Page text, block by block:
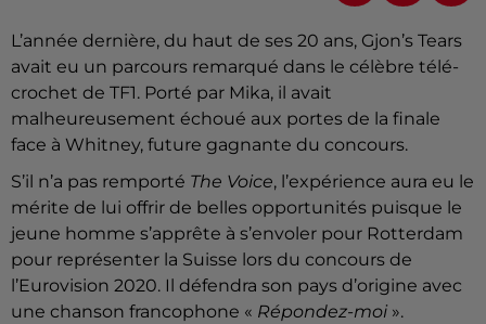
L’année dernière, du haut de ses 20 ans, Gjon’s Tears
avait eu un parcours remarqué dans le célèbre télé-
crochet de TF1. Porté par Mika, il avait
malheureusement échoué aux portes de la finale
face à Whitney, future gagnante du concours.
S’il n’a pas remporté The Voice, l’expérience aura eu le
mérite de lui offrir de belles opportunités puisque le
jeune homme s’apprête à s’envoler pour Rotterdam
pour représenter la Suisse lors du concours de
l’Eurovision 2020. Il défendra son pays d’origine avec
une chanson francophone « Répondez-moi ».